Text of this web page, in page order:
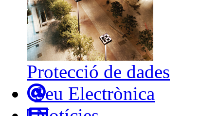
Protecció de dades
Seu Electrònica